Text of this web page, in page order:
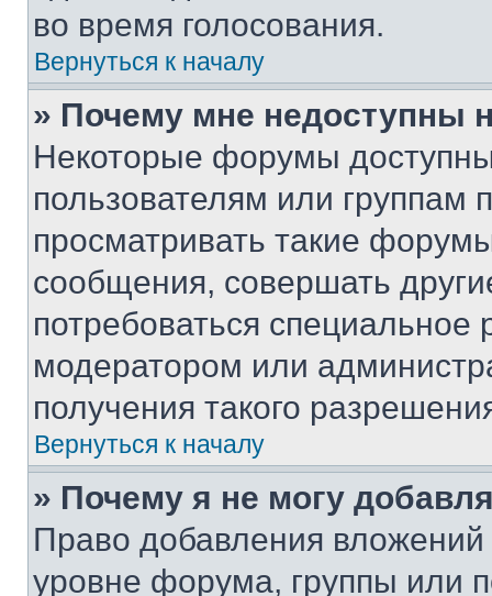
во время голосования.
Вернуться к началу
» Почему мне недоступны
Некоторые форумы
пользователям или группам
просматривать такие
сообщения, совершать
потребоваться
модератором или
получения такого
Вернуться к началу
» Почему я не могу
Право добавления
уровне форума, группы или